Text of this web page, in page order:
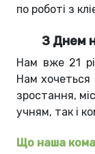
по роботі з
З Днем
Нам вже 21
Нам
зростання,
учням, так і
Що наша